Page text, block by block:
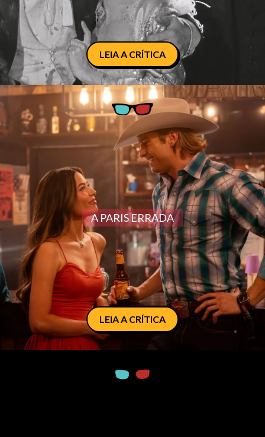
LEIA A CRÍTICA
A PARIS ERRADA
LEIA A CRÍTICA